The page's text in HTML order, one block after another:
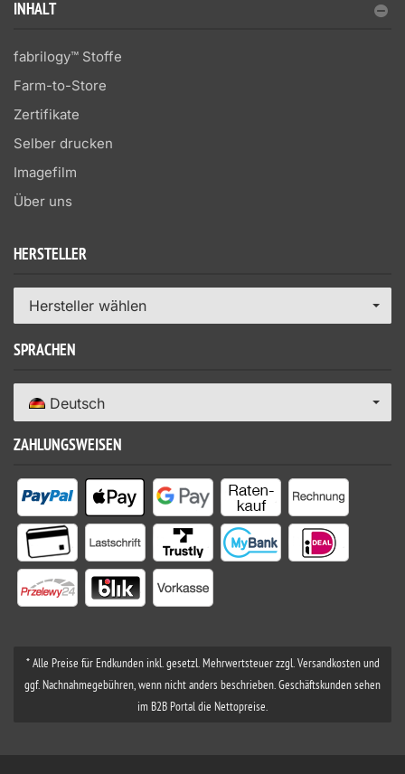
INHALT
fabrilogy™ Stoffe
Farm-to-Store
Zertifikate
Selber drucken
Imagefilm
Über uns
HERSTELLER
Hersteller wählen
SPRACHEN
Deutsch
ZAHLUNGSWEISEN
* Alle Preise für Endkunden inkl. gesetzl. Mehrwertsteuer zzgl. Versandkosten und
ggf. Nachnahmegebühren, wenn nicht anders beschrieben. Geschäftskunden sehen
im B2B Portal die Nettopreise.